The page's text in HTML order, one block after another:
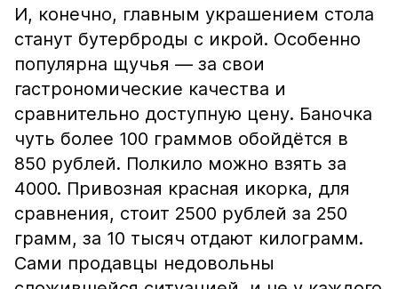
И, конечно, главным украшением стола
станут бутерброды с икрой. Особенно
популярна щучья — за свои
гастрономические качества и
сравнительно доступную цену. Баночка
чуть более 100 граммов обойдётся в
850 рублей. Полкило можно взять за
4000. Привозная красная икорка, для
сравнения, стоит 2500 рублей за 250
грамм, за 10 тысяч отдают килограмм.
Сами продавцы недовольны